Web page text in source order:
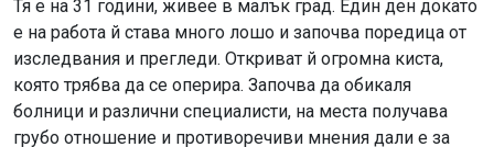
Тя е на 31 години, живее в малък град. Един ден докато
е на работа й става много лошо и започва поредица от
изследвания и прегледи. Откриват й огромна киста,
която трябва да се оперира. Започва да обикаля
болници и различни специалисти, на места получава
грубо отношение и противоречиви мнения дали е за